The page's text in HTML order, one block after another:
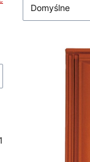
Domyślne